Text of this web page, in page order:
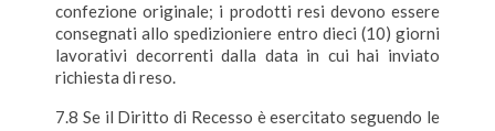
confezione originale; i prodotti resi devono essere
consegnati allo spedizioniere entro dieci (10) giorni
lavorativi decorrenti dalla data in cui hai inviato
richiesta di reso.
7.8 Se il Diritto di Recesso è esercitato seguendo le